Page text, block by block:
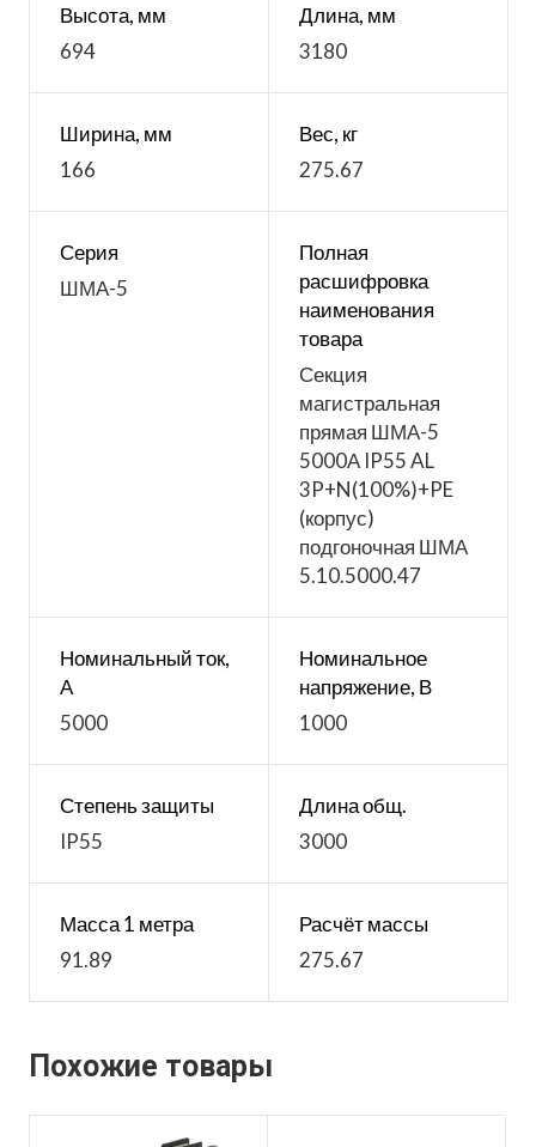
Высота, мм
694
Длина, мм
3180
Ширина, мм
166
Вес, кг
275.67
Серия
ШМА-5
Полная
расшифровка
наименования
товара
Секция
магистральная
прямая ШМА-5
5000А IP55 AL
3P+N(100%)+PE
(корпус)
подгоночная ШМА
5.10.5000.47
Номинальный ток,
А
5000
Номинальное
напряжение, В
1000
Степень защиты
IP55
Длина общ.
3000
Масса 1 метра
91.89
Расчёт массы
275.67
Похожие товары